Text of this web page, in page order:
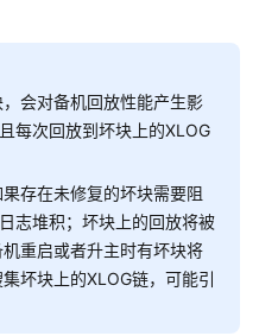
会对备机回放性能产生影
每次回放到坏块上的XLOG
存在未修复的坏块需要阻
志堆积；坏块上的回放将被
重启或者升主时有坏块将
坏块上的XLOG链，可能引